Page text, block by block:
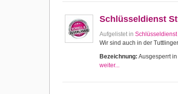
Schlüsseldienst
Aufgelistet in Schlüsseldienst
Wir sind auch in der
Bezeichnung: Ausgesperrt
weiter...